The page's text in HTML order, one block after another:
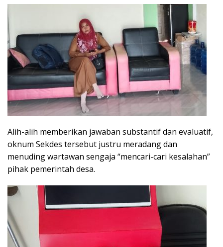
Alih-alih memberikan jawaban substantif dan evaluatif,
oknum Sekdes tersebut justru meradang dan
menuding wartawan sengaja “mencari-cari kesalahan”
pihak pemerintah desa.